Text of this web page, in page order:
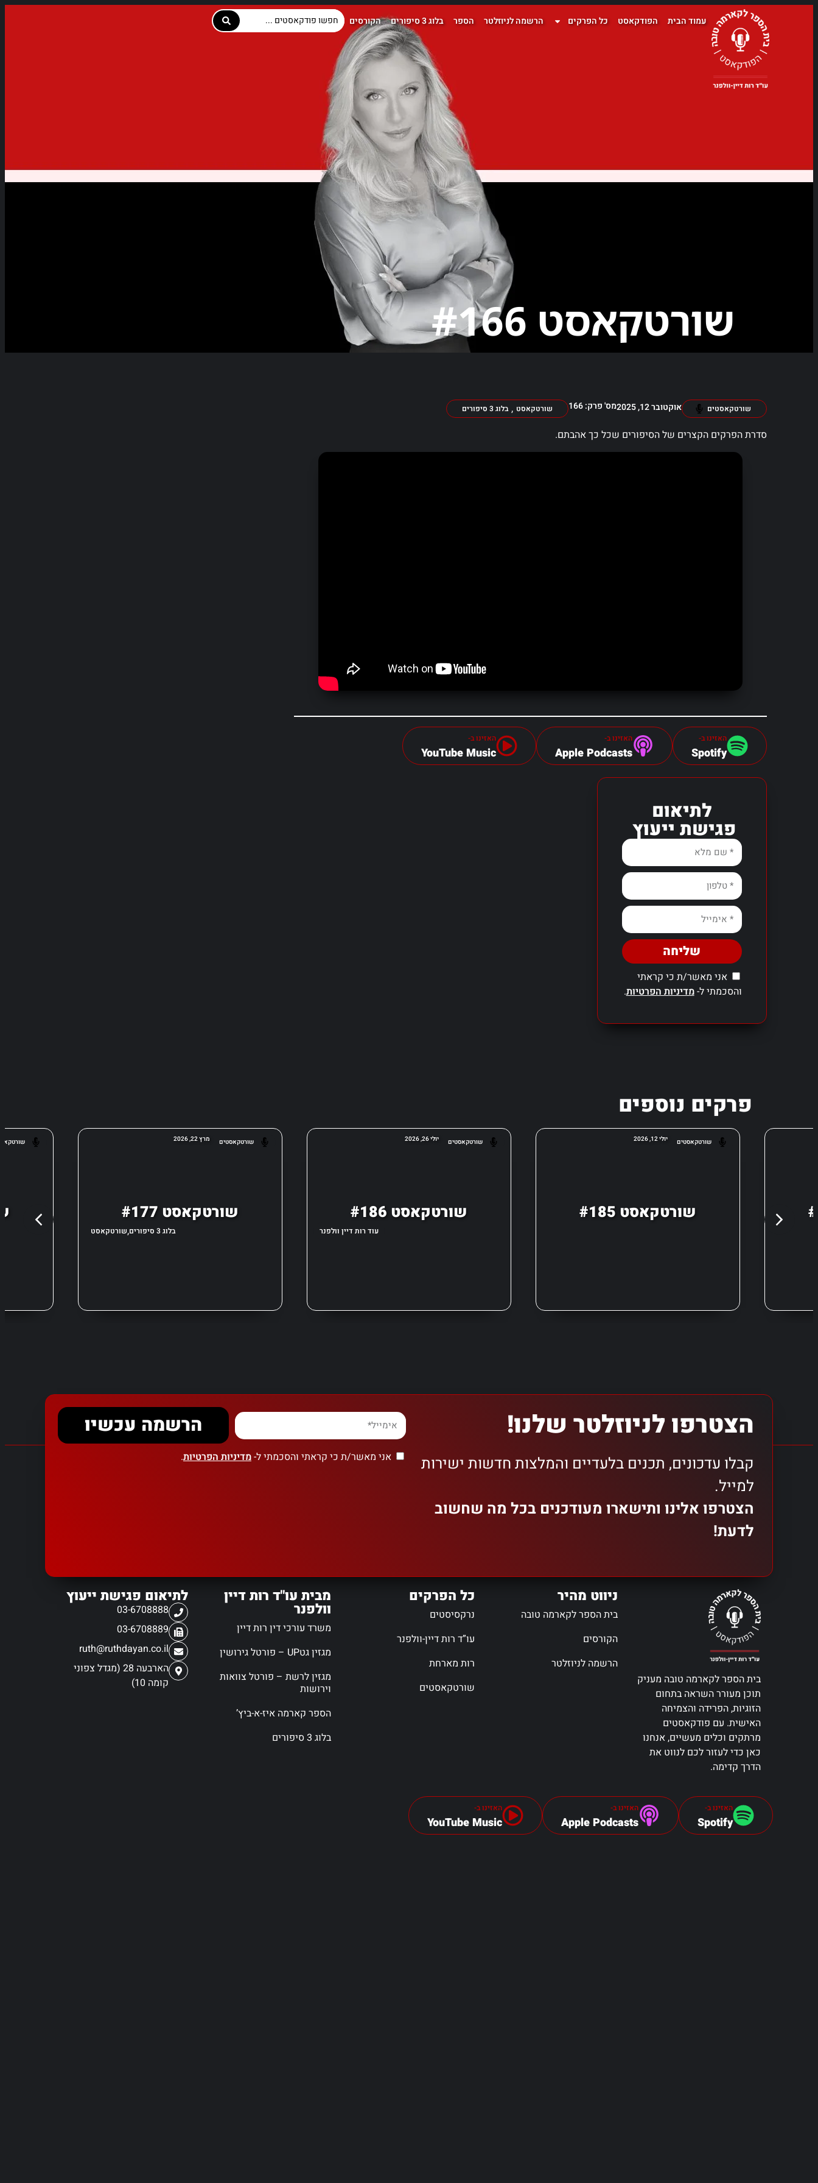
עמוד הבית הפודקאסט כל הפרקים הרשמה לניוזלטר הספר בלוג 3 סיפורים הקורסים
שורטקאסט #166
לתיאום
פגישת ייעוץ
אני מאשר/ת כי קראתי
והסכמתי ל-מדיניות הפרטיות.
שליחה
שורטקאסטים אוקטובר 12, 2025 מס' פרק: 166 בלוג 3 סיפורים , שורטקאסט
סדרת הפרקים הקצרים של הסיפורים שכל כך אהבתם.
האזינו ב-
Spotify
האזינו ב-
Apple Podcasts
האזינו ב-
YouTube Music
פרקים נוספים
שורטקאסטים מרץ 22, 2026
שורטקאסט #177
בלוג 3 סיפורים ,שורטקאסט
שורטקאסטים יולי 26, 2026
שורטקאסט #186
עוד רות דיין וולפנר
שורטקאסטים יולי 12, 2026
שורטקאסט #185
הצטרפו לניוזלטר שלנו!
קבלו עדכונים, תכנים בלעדיים והמלצות חדשות ישירות
למייל.
הצטרפו אלינו ותישארו מעודכנים בכל מה שחשוב
לדעת!
אני מאשר/ת כי קראתי והסכמתי ל-מדיניות הפרטיות.
הרשמה עכשיו
בית הספר לקארמה טובה מעניק
תוכן מעורר השראה בתחום
הזוגיות, הפרידה והצמיחה
האישית. עם פודקאסטים
מרתקים וכלים מעשיים, אנחנו
כאן כדי לעזור לכם לנווט את
הדרך קדימה.
ניווט מהיר
בית הספר לקארמה טובה
הקורסים
הרשמה לניוזלטר
כל הפרקים
נרקסיסטים
עו”ד רות דיין-וולפנר
רות מארחת
שורטקאסטים
מבית עו"ד רות דיין
וולפנר
משרד עורכי דין רות דיין
מגזין גטUP – פורטל גירושין
מגזין לרשת – פורטל צוואות
וירושות
הספר קארמה איז-א-ביץ’
בלוג 3 סיפורים
לתיאום פגישת ייעוץ
03-6708888
03-6708889
ruth@ruthdayan.co.il
הארבעה 28 (מגדל צפוני
קומה 10)
האזינו ב-
Spotify
האזינו ב-
Apple Podcasts
האזינו ב-
YouTube Music